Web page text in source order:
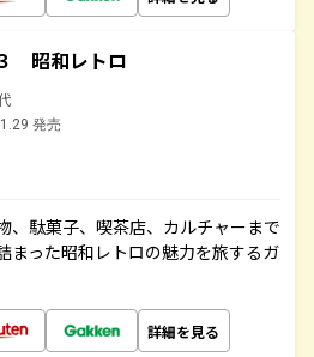
昭和レトロ
発売
、駄菓子、喫茶店、カルチャーまで
まった昭和レトロの魅力を旅するガ
詳細を見る